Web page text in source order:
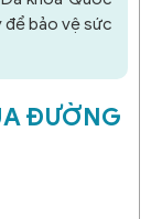
để bảo vệ sức
ĐƯỜNG